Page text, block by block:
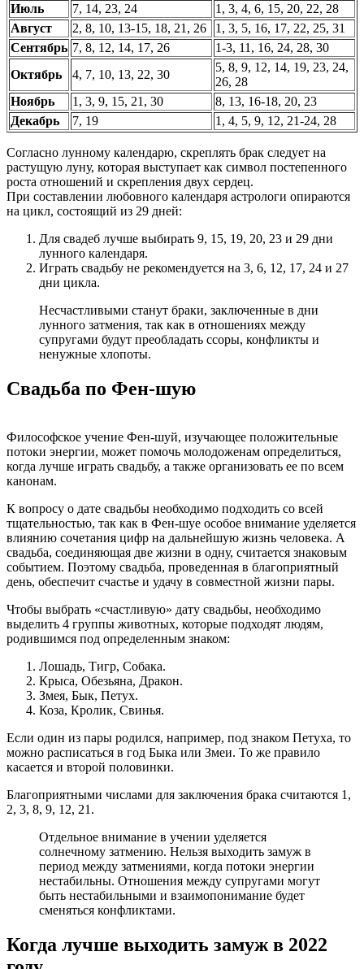
Июль
7, 14, 23, 24
1, 3, 4, 6, 15, 20, 22, 28
Август
2, 8, 10, 13-15, 18, 21, 26
1, 3, 5, 16, 17, 22, 25, 31
Сентябрь 7, 8, 12, 14, 17, 26
1-3, 11, 16, 24, 28, 30
Октябрь
4, 7, 10, 13, 22, 30
5, 8, 9, 12, 14, 19, 23, 24,
26, 28
Ноябрь
1, 3, 9, 15, 21, 30
8, 13, 16-18, 20, 23
Декабрь
7, 19 1, 4, 5, 9, 12, 21-24, 28
Согласно лунному календарю, скреплять брак следует на
растущую луну, которая выступает как символ постепенного
роста отношений и скрепления двух сердец.
При составлении любовного календаря астрологи опираются
на цикл, состоящий из 29 дней:
Для свадеб лучше выбирать 9, 15, 19, 20, 23 и 29 дни
лунного календаря.
Играть свадьбу не рекомендуется на 3, 6, 12, 17, 24 и 27
дни цикла.
Несчастливыми станут браки, заключенные в дни
лунного затмения, так как в отношениях между
супругами будут преобладать ссоры, конфликты и
ненужные хлопоты.
Свадьба по Фен-шую
Философское учение Фен-шуй, изучающее положительные
потоки энергии, может помочь молодоженам определиться,
когда лучше играть свадьбу, а также организовать ее по всем
канонам.
К вопросу о дате свадьбы необходимо подходить со всей
тщательностью, так как в Фен-шуе особое внимание уделяется
влиянию сочетания цифр на дальнейшую жизнь человека. А
свадьба, соединяющая две жизни в одну, считается знаковым
событием. Поэтому свадьба, проведенная в благоприятный
день, обеспечит счастье и удачу в совместной жизни пары.
Чтобы выбрать «счастливую» дату свадьбы, необходимо
выделить 4 группы животных, которые подходят людям,
родившимся под определенным знаком:
Лошадь, Тигр, Собака.
Крыса, Обезьяна, Дракон.
Змея, Бык, Петух.
Коза, Кролик, Свинья.
Если один из пары родился, например, под знаком Петуха, то
можно расписаться в год Быка или Змеи. То же правило
касается и второй половинки.
Благоприятными числами для заключения брака считаются 1,
2, 3, 8, 9, 12, 21.
Отдельное внимание в учении уделяется
солнечному затмению. Нельзя выходить замуж в
период между затмениями, когда потоки энергии
нестабильны. Отношения между супругами могут
быть нестабильными и взаимопонимание будет
сменяться конфликтами.
Когда лучше выходить замуж в 2022